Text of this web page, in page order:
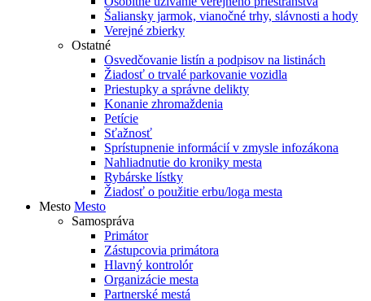
Šaliansky jarmok, vianočné trhy, slávnosti a hody
Verejné zbierky
Ostatné
Osvedčovanie listín a podpisov na listinách
Žiadosť o trvalé parkovanie vozidla
Priestupky a správne delikty
Konanie zhromaždenia
Petície
Sťažnosť
Sprístupnenie informácií v zmysle infozákona
Nahliadnutie do kroniky mesta
Rybárske lístky
Žiadosť o použitie erbu/loga mesta
Mesto Mesto
Samospráva
Primátor
Zástupcovia primátora
Hlavný kontrolór
Organizácie mesta
Partnerské mestá